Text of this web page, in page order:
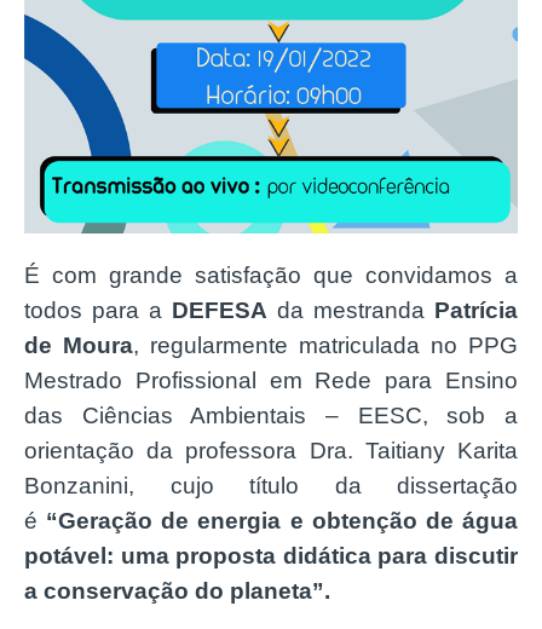
É com grande satisfação que convidamos a
todos para a DEFESA da mestranda Patrícia
de Moura, regularmente matriculada no PPG
Mestrado Profissional em Rede para Ensino
das Ciências Ambientais – EESC, sob a
orientação da professora Dra. Taitiany Karita
Bonzanini, cujo título da dissertação
é “Geração de energia e obtenção de água
potável: uma proposta didática para discutir
a conservação do planeta”.